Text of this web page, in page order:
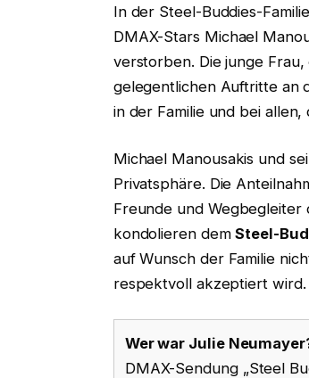
In der Steel-Buddies-
DMAX-Stars Michael
verstorben. Die junge
gelegentlichen Auftritte an
in der Familie und bei
Michael Manousakis und
Privatsphäre. Die
Freunde und
kondolieren demSteel-
auf Wunsch der Familie
respektvoll akzeptiert wird.
Wer war Julie
DMAX-Sendung „Steel